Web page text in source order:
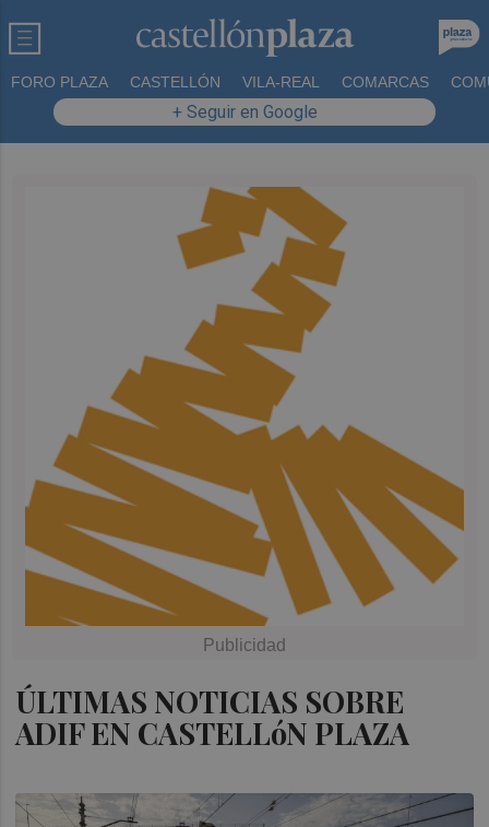
FORO PLAZA CASTELLÓN VILA-REAL COMARCAS
+ Seguir en Google
ÚLTIMAS NOTICIAS SOBRE
ADIF EN CASTELLóN PLAZA